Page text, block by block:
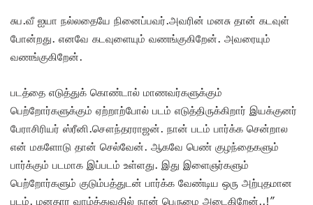
சுப.வீ ஐயா நல்லதையே நினைப்பவர்.அவரின் மனசு தான் கடவுள்
போன்றது. எனவே கடவுளையும் வணங்குகிறேன். அவரையும்
வணங்குகிறேன்.
படத்தை எடுத்துக் கொண்டால் மாணவர்களுக்கும்
பெற்றோர்களுக்கும் ஏற்றாற்போல் படம் எடுத்திருக்கிறார் இயக்குனர்
பேராசிரியர் ஸ்ரீனி.சௌந்தரராஜன். நான் படம் பார்க்க சென்றால
என் மகளோடு தான் செல்வேன். ஆகவே பெண் குழந்தைகளும்
பார்க்கும் படமாக இப்படம் உள்ளது. இது இளைஞர்களும்
பெற்றோர்களும் குடும்பத்துடன் பார்க்க வேண்டிய ஒரு அற்புதமான
படம். மனதார வாழ்த்துவதில் நான் பெருமை அடைகிறேன்..!”